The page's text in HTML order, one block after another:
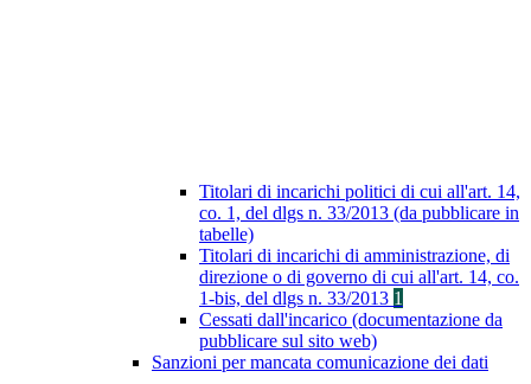
Titolari di incarichi politici di cui all'art. 14,
co. 1, del dlgs n. 33/2013 (da pubblicare in
tabelle)
Titolari di incarichi di amministrazione, di
direzione o di governo di cui all'art. 14, co.
1-bis, del dlgs n. 33/2013 1
Cessati dall'incarico (documentazione da
pubblicare sul sito web)
Sanzioni per mancata comunicazione dei dati